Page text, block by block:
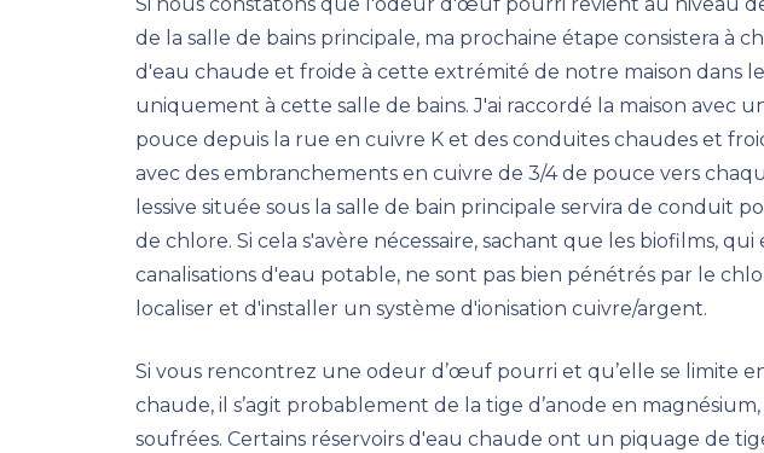
de la salle de bains principale, ma prochaine étape consistera à
d'eau chaude et froide à cette extrémité de notre maison dans
uniquement à cette salle de bains. J'ai raccordé la maison avec
pouce depuis la rue en cuivre K et des conduites chaudes et
avec des embranchements en cuivre de 3/4 de pouce vers
lessive située sous la salle de bain principale servira de conduit
de chlore. Si cela s'avère nécessaire, sachant que les biofilms,
canalisations d'eau potable, ne sont pas bien pénétrés par le
localiser et d'installer un système d'ionisation cuivre/argent.
Si vous rencontrez une odeur d’œuf pourri et qu’elle se limite
chaude, il s’agit probablement de la tige d’anode en
soufrées. Certains réservoirs d'eau chaude ont un piquage de